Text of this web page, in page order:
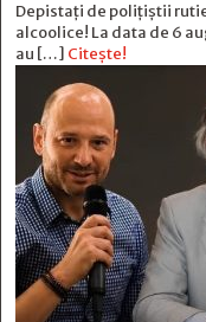
Depistați de polițiștii
alcoolice! La data de 6
au […] Citește!